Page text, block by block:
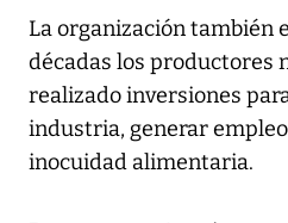
La organización también
décadas los productores
realizado inversiones
industria, generar
inocuidad alimentaria.